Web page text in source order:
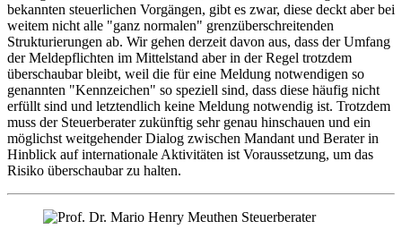
bekannten steuerlichen Vorgängen, gibt es zwar, diese deckt aber bei
weitem nicht alle "ganz normalen" grenzüberschreitenden
Strukturierungen ab. Wir gehen derzeit davon aus, dass der Umfang
der Meldepflichten im Mittelstand aber in der Regel trotzdem
überschaubar bleibt, weil die für eine Meldung notwendigen so
genannten "Kennzeichen" so speziell sind, dass diese häufig nicht
erfüllt sind und letztendlich keine Meldung notwendig ist. Trotzdem
muss der Steuerberater zukünftig sehr genau hinschauen und ein
möglichst weitgehender Dialog zwischen Mandant und Berater in
Hinblick auf internationale Aktivitäten ist Voraussetzung, um das
Risiko überschaubar zu halten.